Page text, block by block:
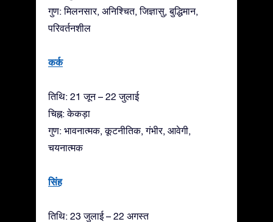
गुण: मिलनसार, अनिश्चित, जिज्ञासु, बुद्धिमान,
परिवर्तनशील
कर्क
तिथि: 21 जून – 22 जुलाई
चिह्न: केकड़ा
गुण: भावनात्मक, कूटनीतिक, गंभीर, आवेगी,
चयनात्मक
सिंह
तिथि: 23 जुलाई – 22 अगस्त